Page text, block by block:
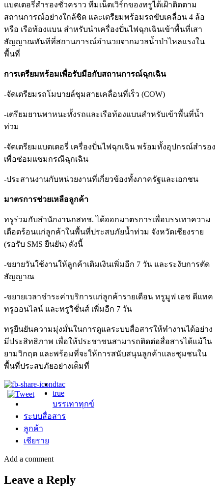
แบตเตอรี่สำรองชั่วคราว ทีมเน็ตเวิร์กของทรูได้เฝ้าติดตาม
สถานการณ์อย่างใกล้ชิด และเตรียมพร้อมรถขับเคลื่อน 4 ล้อ
หรือ เรือท้องแบน สำหรับนำเครื่องปั่นไฟฉุกเฉินเข้าพื้นที่เสา
สัญญาณทันทีที่สถานการณ์อำนวยจากมวลน้ำป่าไหลแรงใน
พื้นที่
การเตรียมพร้อมเพื่อรับมือกับสถานการณ์ฉุกเฉิน
-จัดเตรียมรถโมบายล์ชุมสายเคลื่อนที่เร็ว (COW)
-เตรียมยานพาหนะทั้งรถและเรือท้องแบนสำหรับเข้าพื้นที่น้ำ
ท่วม
-จัดเตรียมแบตเตอรี่ เครื่องปั่นไฟฉุกเฉิน พร้อมทั้งอุปกรณ์สำรอง
เพื่อซ่อมแซมกรณีฉุกเฉิน
-ประสานงานกับหน่วยงานที่เกี่ยวข้องทั้งภาครัฐและเอกชน
มาตรการช่วยเหลือลูกค้า
ทรูร่วมกับสำนักงานกสทช. ได้ออกมาตรการเพื่อบรรเทาความ
เดือดร้อนแก่ลูกค้าในพื้นที่ประสบภัยน้ำท่วม จังหวัดเชียงราย
(รอรับ SMS ยืนยัน) ดังนี้
-ขยายวันใช้งานให้ลูกค้าเติมเงินเพิ่มอีก 7 วัน และระงับการตัด
สัญญาณ
-ขยายเวลาชำระค่าบริการแก่ลูกค้ารายเดือน ทรูมูฟ เอช ดีแทค
ทรูออนไลน์ และทรูวิชั่นส์ เพิ่มอีก 7 วัน
ทรูยืนยันความมุ่งมั่นในการดูแลระบบสื่อสารให้ทำงานได้อย่าง
มีประสิทธิภาพ เพื่อให้ประชาชนสามารถติดต่อสื่อสารได้แม้ใน
ยามวิกฤต และพร้อมที่จะให้การสนับสนุนลูกค้าและชุมชนใน
พื้นที่ประสบภัยอย่างเต็มที่
dtac
true
บรรเทาทุกข์
ระบบสื่อสาร
ลูกค้า
เชียราย
Add a comment
Leave a Reply